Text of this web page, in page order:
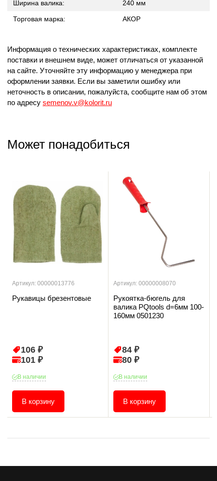
Ширина валика: 240 мм
Торговая марка: АКОР
Информация о технических характеристиках, комплекте
поставки и внешнем виде, может отличаться от указанной
на сайте. Уточняйте эту информацию у менеджера при
оформлении заявки. Если вы заметили ошибку или
неточность в описании, пожалуйста, сообщите нам об этом
по адресу semenov.v@kolorit.ru
Может понадобиться
Артикул: 00000013776
Рукавицы брезентовые
106 ₽
101 ₽
В наличии
В корзину
Артикул: 00000008070
Рукоятка-бюгель для
валика PQtools d=6мм 100-
160мм 0501230
84 ₽
80 ₽
В наличии
В корзину